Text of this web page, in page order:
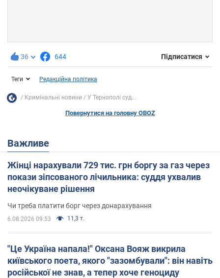
36 644 Підписатися
Теги Редакційна політика
Кримінальні новини У Тернополі суд...
Повернутися на головну OBOZ
Важливе
Жінці нарахували 729 тис. грн боргу за газ через
покази зіпсованого лічильника: суддя ухвалив
неочікуване рішення
Чи треба платити борг через донарахування
6.08.2026 09:53 11,3 т.
"Це Україна напала!" Оксана Вояж викрила
київського поета, якого "зазомбували": він навіть
російської не знав, а тепер хоче геноциду